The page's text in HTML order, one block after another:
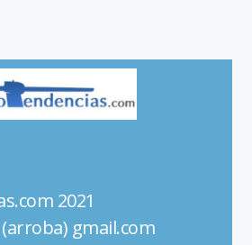
2021
gmail.com